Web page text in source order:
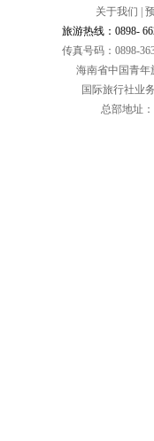
关于我们
旅游热线：0898-
传真号码：0898-
海南省中国青
国际旅行社业
总部地址